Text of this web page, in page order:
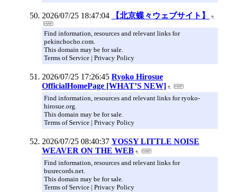
2026/07/25 18:47:04 【北京蝶々ウェブサイト】
Find information, resources and relevant links for
pekinchocho.com.
This domain may be for sale.
Terms of Service | Privacy Policy
2026/07/25 17:26:45 Ryoko Hirosue
OfficialHomePage [WHAT’S NEW]
Find information, resources and relevant links for ryoko-
hirosue.org.
This domain may be for sale.
Terms of Service | Privacy Policy
2026/07/25 08:40:37 YOSSY LITTLE NOISE
WEAVER ON THE WEB
Find information, resources and relevant links for
busrecords.net.
This domain may be for sale.
Terms of Service | Privacy Policy